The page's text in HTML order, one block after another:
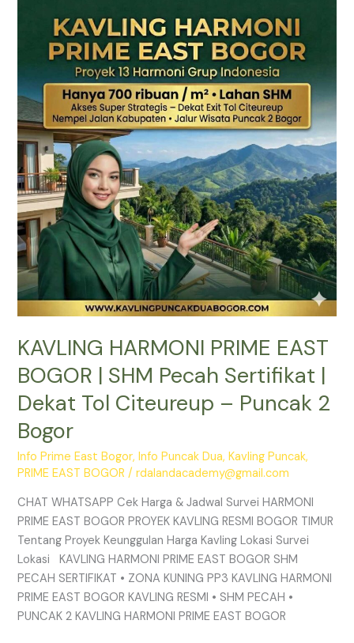
KAVLING HARMONI PRIME EAST
BOGOR | SHM Pecah Sertifikat |
Dekat Tol Citeureup – Puncak 2
Bogor
Info Prime East Bogor,Info Puncak Dua,Kavling Puncak,
PRIME EAST BOGOR /rdalandacademy@gmail.com
CHAT WHATSAPP Cek Harga & Jadwal Survei HARMONI
PRIME EAST BOGOR PROYEK KAVLING RESMI BOGOR TIMUR
Tentang Proyek Keunggulan Harga Kavling Lokasi Survei
Lokasi KAVLING HARMONI PRIME EAST BOGOR SHM
PECAH SERTIFIKAT • ZONA KUNING PP3 KAVLING HARMONI
PRIME EAST BOGOR KAVLING RESMI • SHM PECAH •
PUNCAK 2 KAVLING HARMONI PRIME EAST BOGOR
HARMONI
BOGOR
|
SHM
Pecah
Sertifikat
|
Dekat
Tol
Citeureup
–
Puncak
2